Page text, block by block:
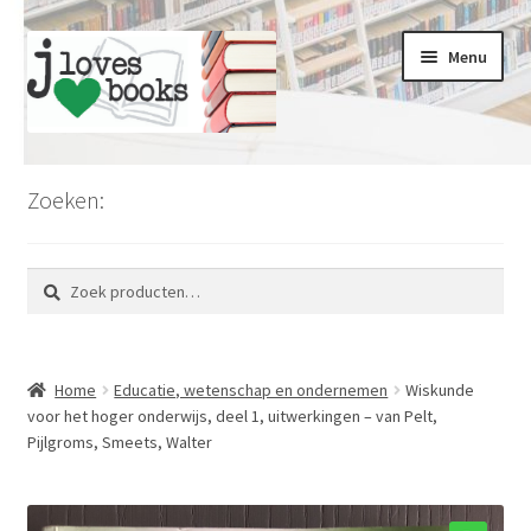
Ga
door
naar
Ga
naar
de
Menu
Koopjesmarkt
Romans en literatuur
Zoeken:
Zoeken
naar:
Zoeken
Home Educatie, wetenschap en ondernemen
Wiskunde
voor het hoger onderwijs, deel 1, uitwerkingen – van Pelt,
Pijlgroms, Smeets, Walter